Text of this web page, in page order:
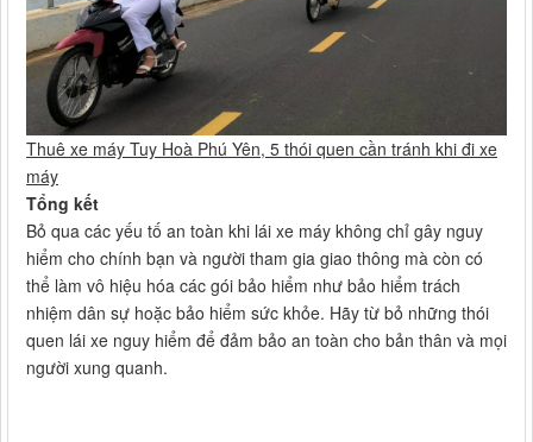
Thuê xe máy Tuy Hoà Phú Yên, 5 thói quen cần tránh khi đi xe
máy
Tổng kết
Bỏ qua các yếu tố an toàn khi lái xe máy không chỉ gây nguy
hiểm cho chính bạn và người tham gia giao thông mà còn có
thể làm vô hiệu hóa các gói bảo hiểm như bảo hiểm trách
nhiệm dân sự hoặc bảo hiểm sức khỏe. Hãy từ bỏ những thói
quen lái xe nguy hiểm để đảm bảo an toàn cho bản thân và mọi
người xung quanh.